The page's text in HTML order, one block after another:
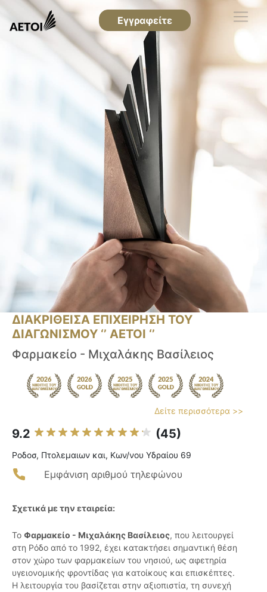
Εγγραφείτε
ΔΙΑΚΡΙΘΕΙΣΑ ΕΠΙΧΕΙΡΗΣΗ ΤΟΥ
ΔΙΑΓΩΝΙΣΜΟΥ ‘’ ΑΕΤΟΙ ‘’
Φαρμακείο - Μιχαλάκης Βασίλειος
Δείτε περισσότερα >>
9.2 (45)
Ροδοσ, Πτολεμαιων και, Κων/νου Υδραίου 69
Εμφάνιση αριθμού τηλεφώνου
Σχετικά με την εταιρεία:
Το Φαρμακείο - Μιχαλάκης Βασίλειος, που λειτουργεί
στη Ρόδο από το 1992, έχει κατακτήσει σημαντική θέση
στον χώρο των φαρμακείων του νησιού, ως αφετηρία
υγειονομικής φροντίδας για κατοίκους και επισκέπτες.
Η λειτουργία του βασίζεται στην αξιοπιστία, τη συνεχή